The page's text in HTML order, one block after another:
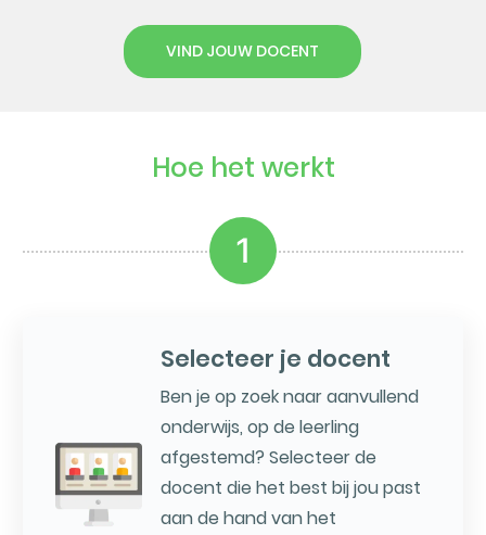
VIND JOUW DOCENT
Hoe het werkt
1
Selecteer je docent
Ben je op zoek naar aanvullend
onderwijs, op de leerling
afgestemd? Selecteer de
docent die het best bij jou past
aan de hand van het